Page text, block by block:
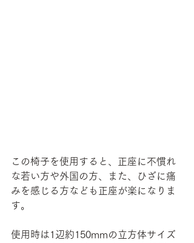
この椅子を使用すると、正座に不慣れ
な若い方や外国の方、また、ひざに痛
みを感じる方なども正座が楽になりま
す。
使用時は1辺約150mmの立方体サイズ